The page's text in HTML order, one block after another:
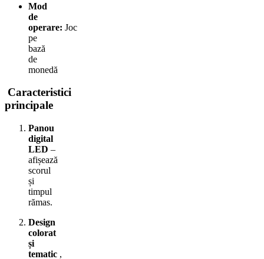
Mod
de
operare: Joc
pe
bază
de
monedă
Caracteristici
principale
Panou
digital
LED –
afișează
scorul
și
timpul
rămas.
Design
colorat
și
tematic ,